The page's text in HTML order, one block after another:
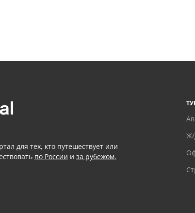
для тех, кто путешествует или
по России и за рубежом.
Ж/